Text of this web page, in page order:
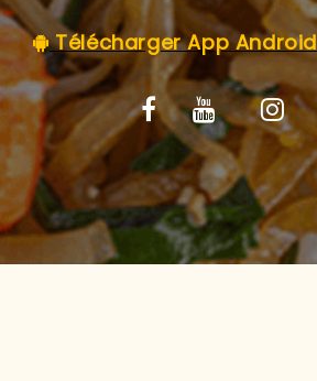
Télécharger App Android